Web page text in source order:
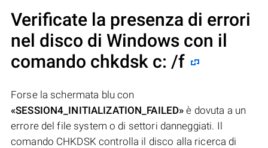
Verificate la presenza di errori
nel disco di Windows con il
comando chkdsk c: /f
Forse la schermata blu con
«SESSION4_INITIALIZATION_FAILED» è dovuta a un
errore del file system o di settori danneggiati. Il
comando CHKDSK controlla il disco alla ricerca di